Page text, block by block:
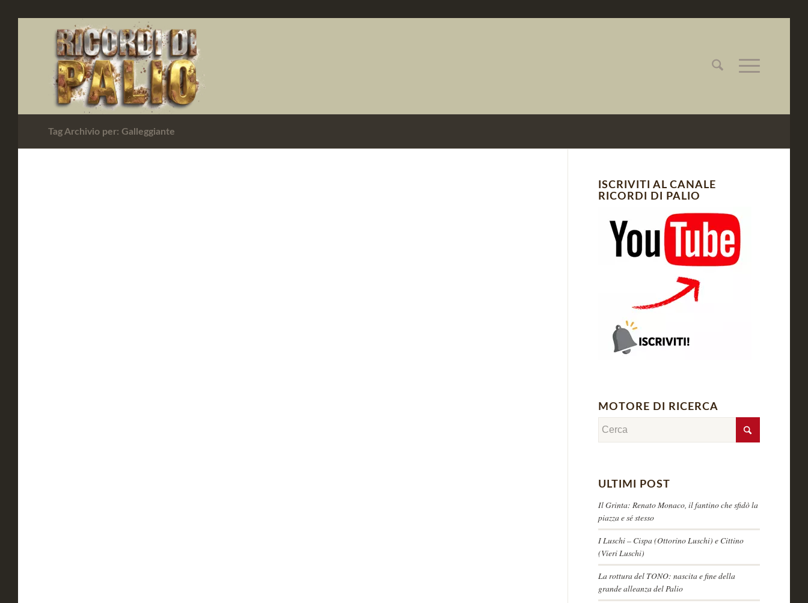
Tag Archivio per: Galleggiante
ISCRIVITI AL CANALE
RICORDI DI PALIO
MOTORE DI RICERCA
ULTIMI POST
Il Grinta: Renato Monaco, il fantino che sfidò la
piazza e sé stesso
I Luschi – Cispa (Ottorino Luschi) e Cittino
(Vieri Luschi)
La rottura del TONO: nascita e fine della
grande alleanza del Palio